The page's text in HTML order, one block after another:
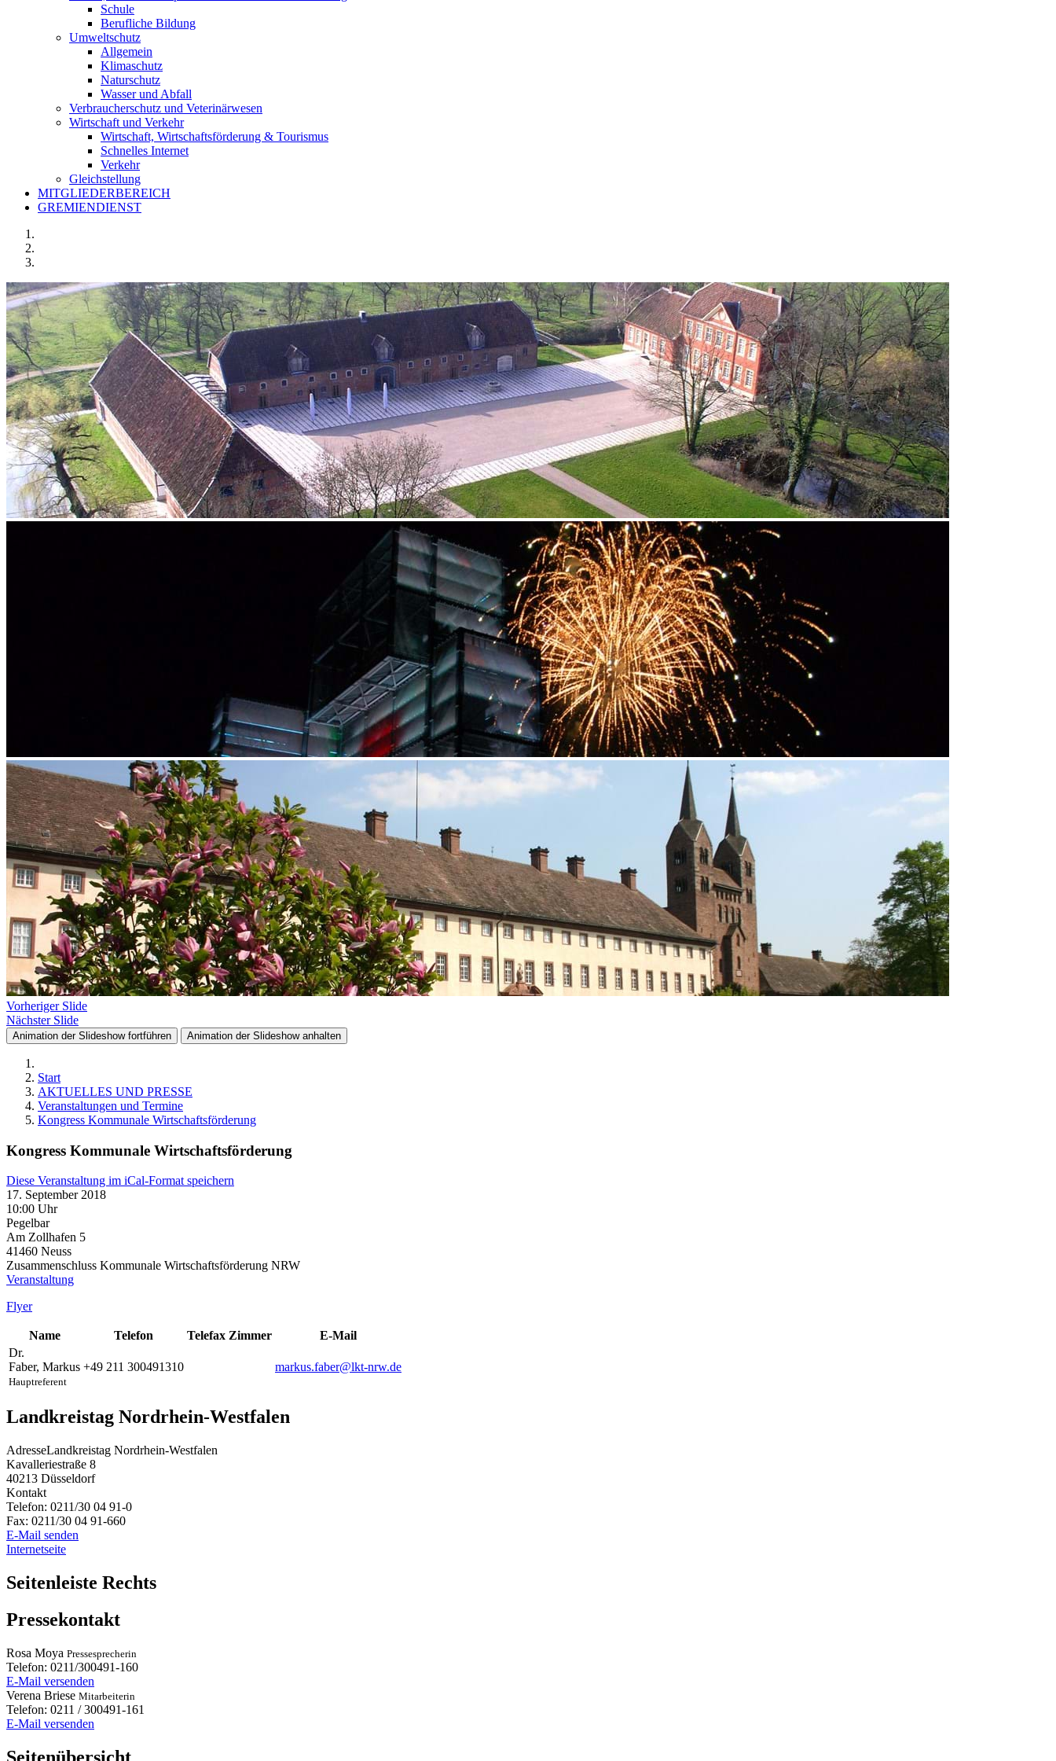
Schule
Berufliche Bildung
Umweltschutz
Allgemein
Klimaschutz
Naturschutz
Wasser und Abfall
Verbraucherschutz und Veterinärwesen
Wirtschaft und Verkehr
Wirtschaft, Wirtschaftsförderung & Tourismus
Schnelles Internet
Verkehr
Gleichstellung
MITGLIEDERBEREICH
GREMIENDIENST
Vorheriger Slide
Nächster Slide
Animation der Slideshow fortführen Animation der Slideshow anhalten
Start
AKTUELLES UND PRESSE
Veranstaltungen und Termine
Kongress Kommunale Wirtschaftsförderung
Kongress Kommunale Wirtschaftsförderung
Diese Veranstaltung im iCal-Format speichern
17. September 2018
10:00 Uhr
Pegelbar
Am Zollhafen 5
41460 Neuss
Zusammenschluss Kommunale Wirtschaftsförderung NRW
Veranstaltung
Flyer
Name Telefon Telefax Zimmer
E-Mail
Dr.
Faber, Markus
Hauptreferent
+49 211 300491310 markus.faber@lkt-nrw.de
Landkreistag Nordrhein-Westfalen
AdresseLandkreistag Nordrhein-Westfalen
Kavalleriestraße 8
40213 Düsseldorf
Kontakt
Telefon: 0211/30 04 91-0
Fax: 0211/30 04 91-660
E-Mail senden
Internetseite
Seitenleiste Rechts
Pressekontakt
Rosa Moya Pressesprecherin
Telefon: 0211/300491-160
E-Mail versenden
Verena Briese Mitarbeiterin
Telefon: 0211 / 300491-161
E-Mail versenden